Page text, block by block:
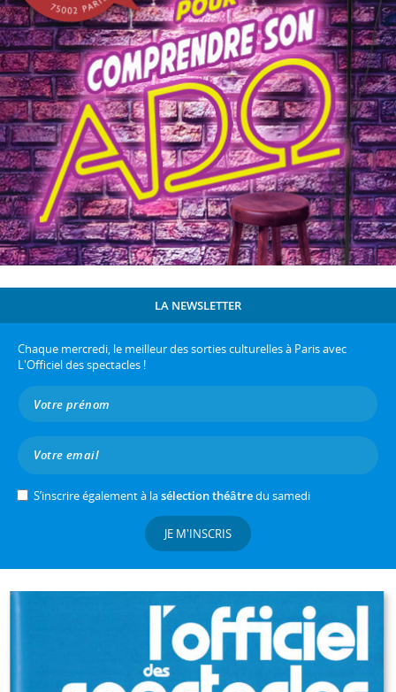
LA NEWSLETTER
Chaque mercredi, le meilleur des sorties culturelles à Paris avec
L'Officiel des spectacles !
S’inscrire également à lasélection théâtredu samedi
JE M'INSCRIS